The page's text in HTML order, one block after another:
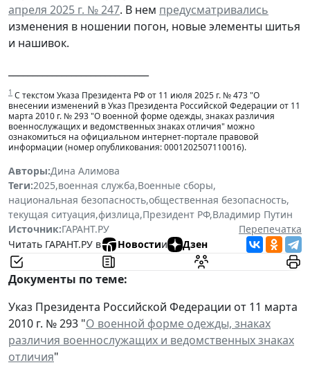
апреля 2025 г. № 247. В нем предусматривались
изменения в ношении погон, новые элементы шитья
и нашивок.
1 С текстом Указа Президента РФ от 11 июля 2025 г. № 473 "О
внесении изменений в Указ Президента Российской Федерации от 11
марта 2010 г. № 293 "О военной форме одежды, знаках различия
военнослужащих и ведомственных знаках отличия" можно
ознакомиться на официальном интернет-портале правовой
информации (номер опубликования: 0001202507110016).
Авторы:Дина Алимова
Теги:2025,военная служба,Военные сборы,
национальная безопасность,общественная безопасность,
текущая ситуация,физлица,Президент РФ,Владимир Путин
Источник:ГАРАНТ.РУ
Перепечатка
Читать ГАРАНТ.РУ в
Новостии Дзен
Документы по теме:
Указ Президента Российской Федерации от 11 марта
2010 г. № 293 "О военной форме одежды, знаках
различия военнослужащих и ведомственных знаках
отличия"